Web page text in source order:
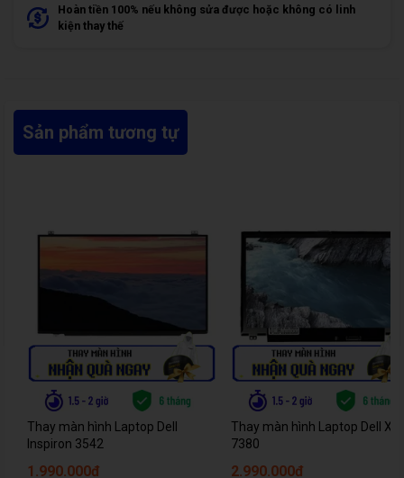
Hoàn tiền 100% nếu không sửa được hoặc không có linh
kiện thay thế
Sản phẩm tương tự
Thay màn hình Laptop Dell
Inspiron 3542
1.990.000đ
Thay màn hình Laptop Dell
7380
2.990.000đ